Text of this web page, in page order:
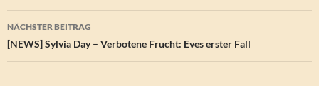
NÄCHSTER BEITRAG
[NEWS] Sylvia Day – Verbotene Frucht: Eves erster Fall